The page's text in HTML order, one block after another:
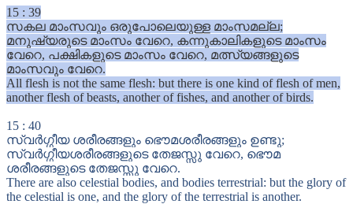
15 : 39
സകല മാംസവും ഒരുപോലെയുള്ള മാംസമല്ല;
മനുഷ്യരുടെ മാംസം വേറെ, കന്നുകാലികളുടെ മാംസം
വേറെ, പക്ഷികളുടെ മാംസം വേറെ, മത്സ്യങ്ങളുടെ
മാംസവും വേറെ.
All flesh is not the same flesh: but there is one kind of flesh of men,
another flesh of beasts, another of fishes, and another of birds.
15 : 40
സ്വർഗ്ഗീയ ശരീരങ്ങളും ഭൌമശരീരങ്ങളും ഉണ്ടു;
സ്വർഗ്ഗീയശരീരങ്ങളുടെ തേജസ്സു വേറെ, ഭൌമ
ശരീരങ്ങളുടെ തേജസ്സു വേറെ.
There are also celestial bodies, and bodies terrestrial: but the glory of
the celestial is one, and the glory of the terrestrial is another.